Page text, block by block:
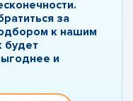
за
к нашим
будет
и